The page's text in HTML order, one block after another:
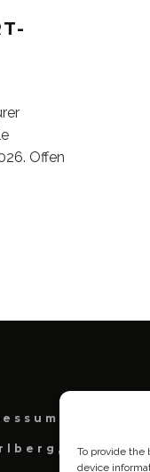
To provide the
device
Offen